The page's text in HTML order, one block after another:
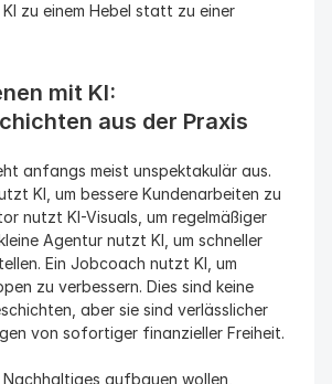
zu einem Hebel statt zu einer
mit KI:
aus der Praxis
anfangs meist unspektakulär aus.
KI, um bessere Kundenarbeiten zu
nutzt KI-Visuals, um regelmäßiger
Agentur nutzt KI, um schneller
Ein Jobcoach nutzt KI, um
zu verbessern. Dies sind keine
aber sie sind verlässlicher
von sofortiger finanzieller Freiheit.
aufbauen wollen,